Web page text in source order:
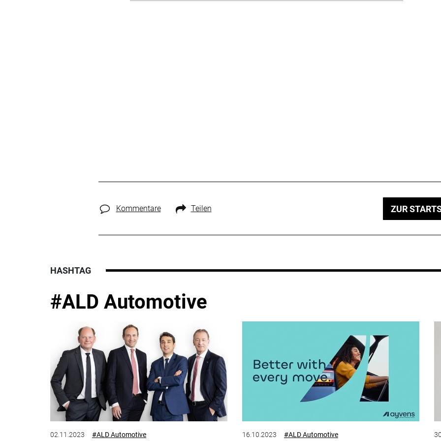
Kommentare Teilen ZUR
HASHTAG
#ALD Automotive
02.11.2023 #ALD Automotive 16.10.2023 #ALD Automotive